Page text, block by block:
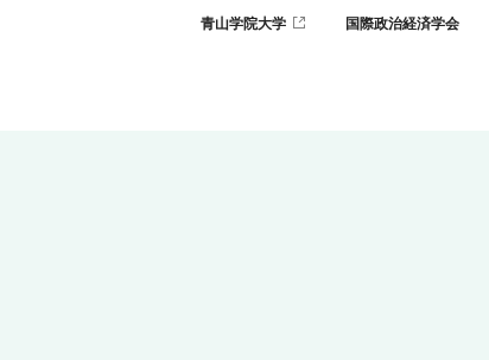
青山学院大学 国際政治経済学会